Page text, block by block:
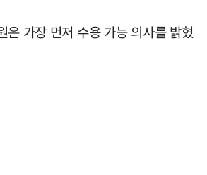
은 가장 먼저 수용 가능 의사를 밝혔